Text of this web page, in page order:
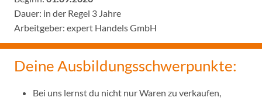
Dauer: in der Regel 3 Jahre
Arbeitgeber: expert Handels GmbH
Deine Ausbildungsschwerpunkte:
Bei uns lernst du nicht nur Waren zu verkaufen,